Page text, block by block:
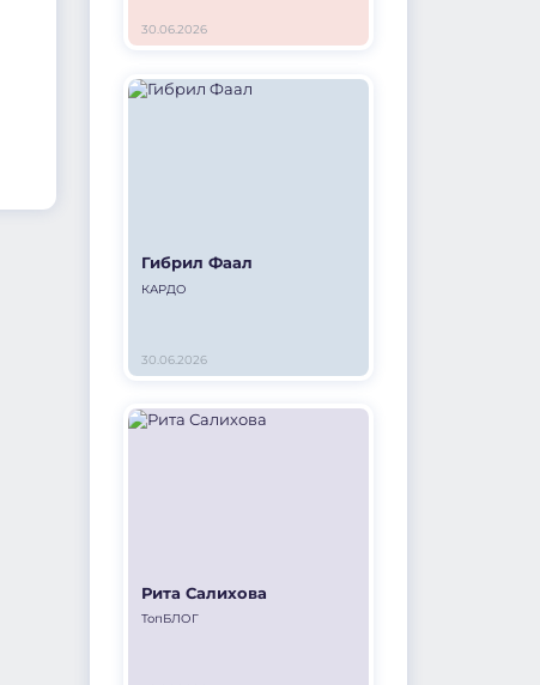
30.06.2026
Гибрил Фаал
КАРДО
30.06.2026
Рита Салихова
ТопБЛОГ